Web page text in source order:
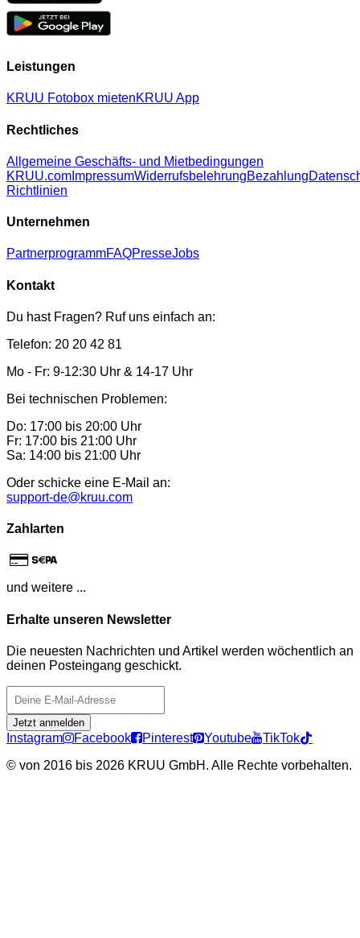
Leistungen
KRUU Fotobox mietenKRUU App
Rechtliches
Allgemeine Geschäfts- und Mietbedingungen
KRUU.com ImpressumWiderrufsbelehrungBezahlung
Richtlinien
Unternehmen
PartnerprogrammFAQPresseJobs
Kontakt
Du hast Fragen? Ruf uns einfach an:
Telefon: 20 20 42 81
Mo - Fr: 9-12:30 Uhr & 14-17 Uhr
Bei technischen Problemen:
Do: 17:00 bis 20:00 Uhr
Fr: 17:00 bis 21:00 Uhr
Sa: 14:00 bis 21:00 Uhr
Oder schicke eine E-Mail an:
support-de@kruu.com
Zahlarten
und weitere ...
Erhalte unseren Newsletter
Die neuesten Nachrichten und Artikel werden wöchentlich an
deinen Posteingang geschickt.
Jetzt anmelden
Instagram Facebook Pinterest Youtube
TikTok
© von 2016 bis 2026 KRUU GmbH. Alle Rechte vorbehalten.